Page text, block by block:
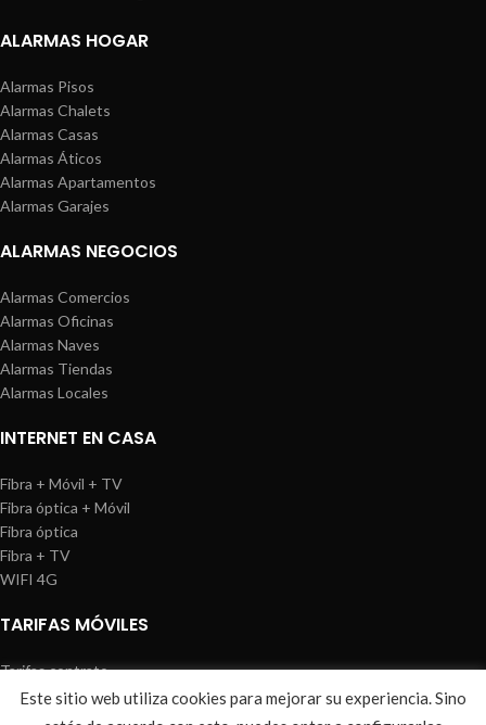
ALARMAS HOGAR
Alarmas Pisos
Alarmas Chalets
Alarmas Casas
Alarmas Áticos
Alarmas Apartamentos
Alarmas Garajes
ALARMAS NEGOCIOS
Alarmas Comercios
Alarmas Oficinas
Alarmas Naves
Alarmas Tiendas
Alarmas Locales
INTERNET EN CASA
Fibra + Móvil + TV
Fibra óptica + Móvil
Fibra óptica
Fibra + TV
WIFI 4G
TARIFAS MÓVILES
Tarifas contrato
Tarifas prepago
WIREDOSAFE Aviso Legal Política de Cookies |Sitemap
Este sitio web utiliza cookies para mejorar su experiencia. Sino